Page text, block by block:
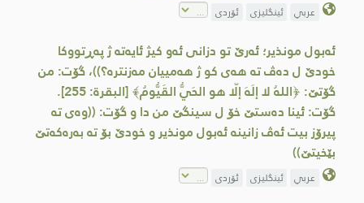
عربي ئینگلیزی ئۆردی
ئه‌بول مونذیر؛ ئه‌رێ تو دزانی ئه‌و كیژ ئایه‌ته ژ په‌ڕتووكا
خودێ ل ده‌ڤ ته‌‌ هه‌ی كو ژ هه‌مییان مه‌زنتره‌؟))، گۆت: من
گۆتێ: ﴿اللهُ لا إلَهَ إلّا هو الحَيُّ القَيُّومُ﴾ [البقرة: 255].
گۆت: ئینا ده‌ستێ خۆ ل سینگێ من دا و گۆت: ((وه‌ی ته‌
پیرۆز بیت ئه‌ڤ زانینه‌ ئه‌بول مونذیر و خودێ بۆ ته‌ به‌ره‌كه‌تێ
بێخیتێ))
عربي ئینگلیزی ئۆردی